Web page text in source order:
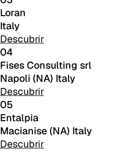
C 38G
C 38T
C 381
C 38M
C 385
C 383
C -38
Loran
Italy
Descubrir
04
Fises Consulting srl
Napoli (NA) Italy
Descubrir
05
Entalpia
Macianise (NA) Italy
Descubrir